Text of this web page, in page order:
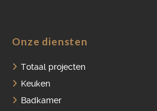
Onze diensten
Totaal projecten
Keuken
Badkamer